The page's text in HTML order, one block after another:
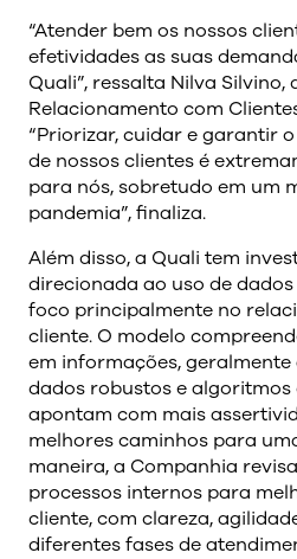
“Atender bem os nossos
efetividades as suas
Quali”, ressalta Nilva Silvino,
Relacionamento com
“Priorizar, cuidar e garantir
de nossos clientes é
para nós, sobretudo em um
pandemia”, finaliza.
Além disso, a Quali tem
direcionada ao uso de
foco principalmente no
cliente. O modelo
em informações,
dados robustos e algoritmos
apontam com mais
melhores caminhos para
maneira, a Companhia
processos internos para
cliente, com clareza,
diferentes fases de